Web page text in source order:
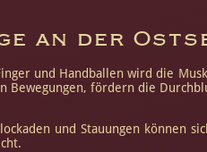
an der
und Handballen wird die
Bewegungen, fördern die
und Stauungen können